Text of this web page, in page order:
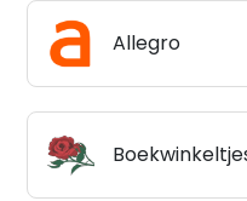
Allegro